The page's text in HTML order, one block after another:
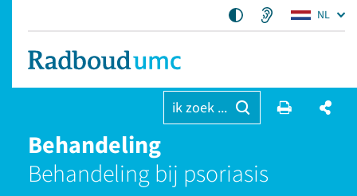
NL
ik zoek ...
Behandeling
Behandeling bij psoriasis